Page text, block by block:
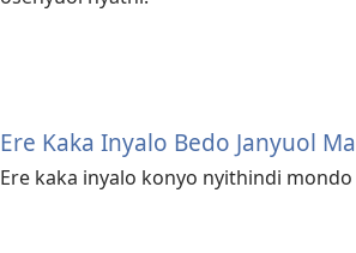
Ere Kaka Inyalo Bedo Janyuol
Ere kaka inyalo konyo nyithindi